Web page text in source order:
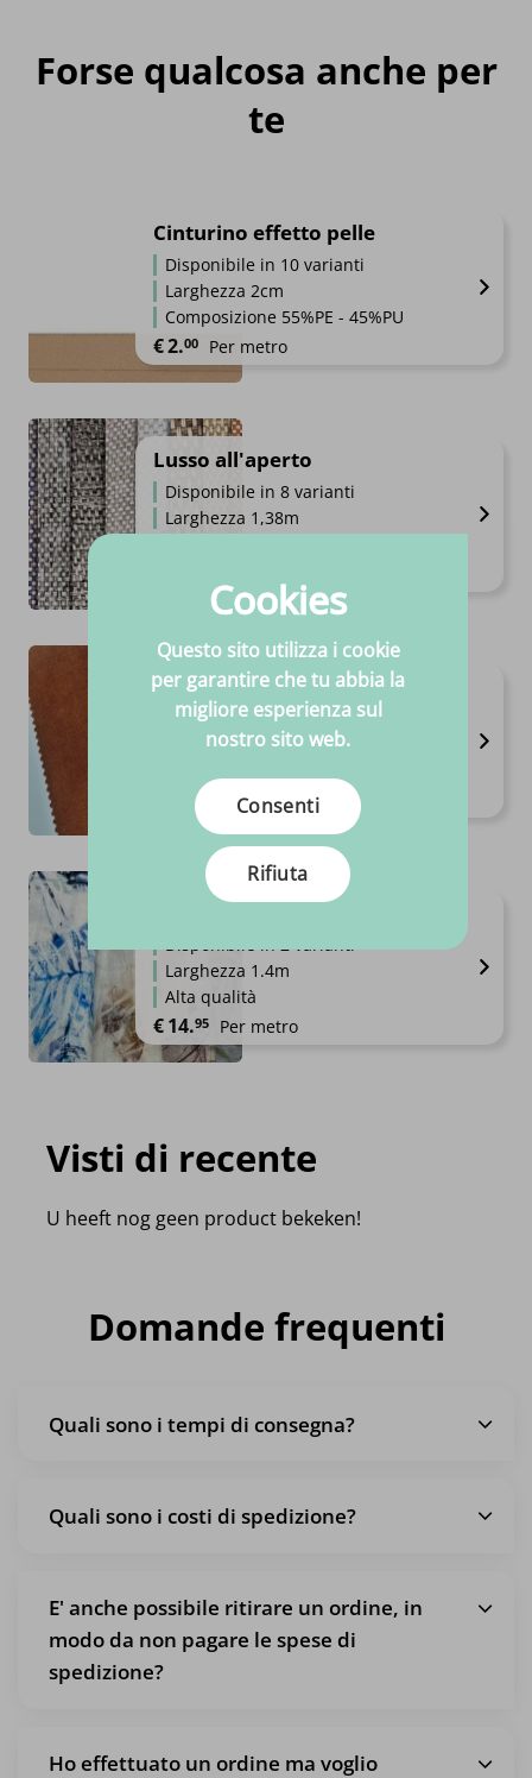
Forse qualcosa anche per
te
Cinturino effetto pelle
Disponibile in 10 varianti
Larghezza 2cm
Composizione 55%PE - 45%PU
€2.00 Per metro
Lusso all'aperto
Disponibile in 8 varianti
Larghezza 1,38m
Velluto Amore
Disponibile in 26 varianti
Larghezza 1,38m
95 Al pezzo
Disponibile in 2 varianti
Larghezza 1.4m
Alta qualità
€14.95 Per metro
Visti di recente
U heeft nog geen product bekeken!
Domande frequenti
Quali sono i tempi di consegna?
Quali sono i costi di spedizione?
E' anche possibile ritirare un ordine, in
modo da non pagare le spese di
spedizione?
Ho effettuato un ordine ma voglio
Cookies
Questo sito utilizza i cookie
per garantire che tu abbia la
migliore esperienza sul
nostro sito web.
Consenti
Rifiuta